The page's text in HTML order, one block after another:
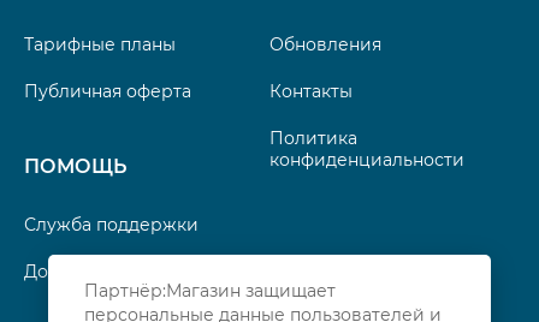
Тарифные планы
Публичная оферта
ПОМОЩЬ
Служба поддержки
Документация
Обновления
Контакты
Политика
конфиденциальности
Партнёр:Магазин защищает
персональные данные пользователей и